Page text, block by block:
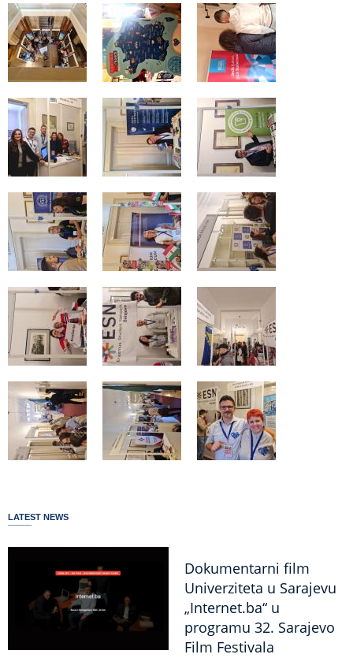
LATEST NEWS
Dokumentarni film
Univerziteta u Sarajevu
„Internet.ba“ u
programu 32. Sarajevo
Film Festivala